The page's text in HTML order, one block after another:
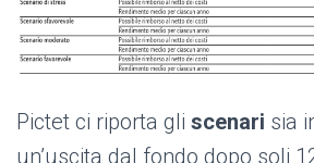
Pictet ci riporta gli scenari sia
un’uscita dal fondo dopo soli